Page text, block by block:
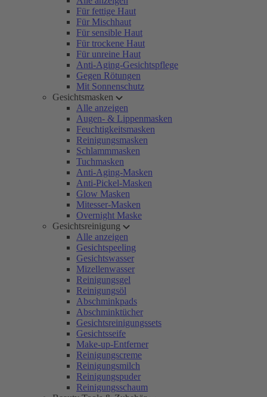
Für fettige Haut
Für Mischhaut
Für sensible Haut
Für trockene Haut
Für unreine Haut
Anti-Aging-Gesichtspflege
Gegen Rötungen
Mit Sonnenschutz
Gesichtsmasken
Alle anzeigen
Augen- & Lippenmasken
Feuchtigkeitsmasken
Reinigungsmasken
Schlammmasken
Tuchmasken
Anti-Aging-Masken
Anti-Pickel-Masken
Glow Masken
Mitesser-Masken
Overnight Maske
Gesichtsreinigung
Alle anzeigen
Gesichtspeeling
Gesichtswasser
Mizellenwasser
Reinigungsgel
Reinigungsöl
Abschminkpads
Abschminktücher
Gesichtsreinigungssets
Gesichtsseife
Make-up-Entferner
Reinigungscreme
Reinigungsmilch
Reinigungspuder
Reinigungsschaum